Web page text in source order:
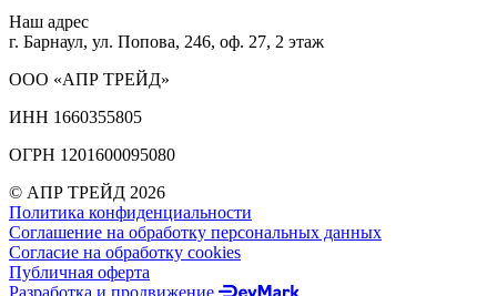
Наш адрес
г. Барнаул, ул. Попова, 246, оф. 27, 2 этаж
ООО «АПР ТРЕЙД»
ИНН 1660355805
ОГРН 1201600095080
© АПР ТРЕЙД 2026
Политика конфиденциальности
Соглашение на обработку персональных данных
Согласие на обработку cookies
Публичная оферта
Разработка и продвижение